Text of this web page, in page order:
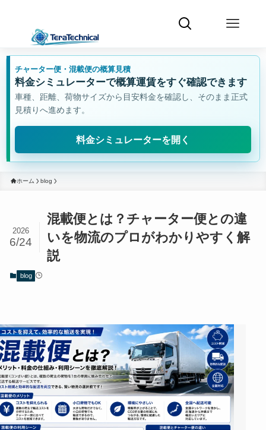
チャーター便・混載便の概算見積
料金シミュレーターで概算運賃をすぐ確認できます
車種、距離、荷物サイズから目安料金を確認し、そのまま正式
見積りへ進めます。
料金シミュレーターを開く
ホーム blog
混載便とは？チャーター便との違
いを物流のプロがわかりやすく解
説
2026
6/24
blog